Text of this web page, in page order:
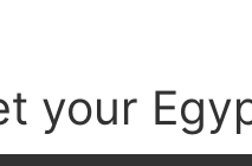
your